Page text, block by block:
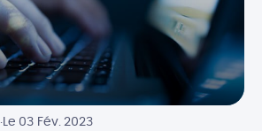
.Le 03 Fév. 2023